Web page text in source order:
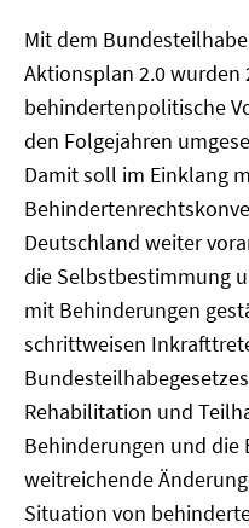
Mit dem
Aktionsplan 2.0 wurden
behindertenpolitische
den Folgejahren
Damit soll im Einklang
Deutschland weiter
die Selbstbestimmung
mit Behinderungen
schrittweisen
Rehabilitation und
Behinderungen und die
weitreichende
Situation von